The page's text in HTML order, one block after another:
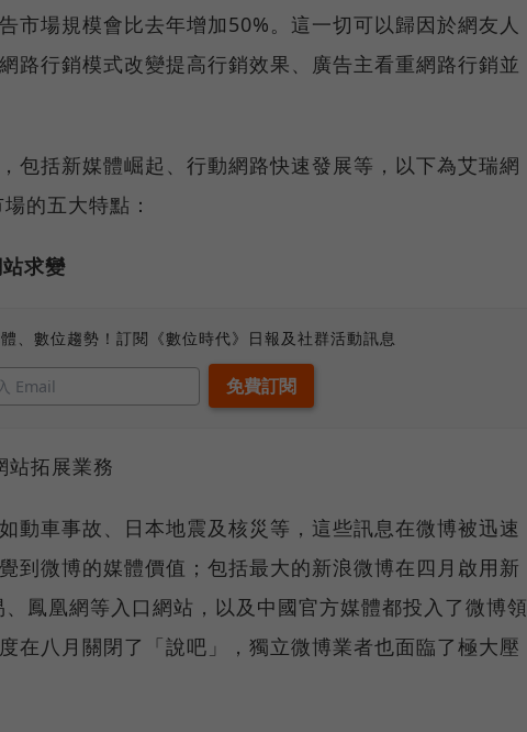
市場規模會比去年增加50%。這一切可以歸因於網友人
路行銷模式改變提高行銷效果、廣告主看重網路行銷並
包括新媒體崛起、行動網路快速發展等，以下為艾瑞網
的五大特點：
求變
、數位趨勢！訂閱《數位時代》日報及社群活動訊息
站拓展業務
動車事故、日本地震及核災等，這些訊息在微博被迅速
到微博的媒體價值；包括最大的新浪微博在四月啟用新
鳳凰網等入口網站，以及中國官方媒體都投入了微博領
在八月關閉了「說吧」，獨立微博業者也面臨了極大壓